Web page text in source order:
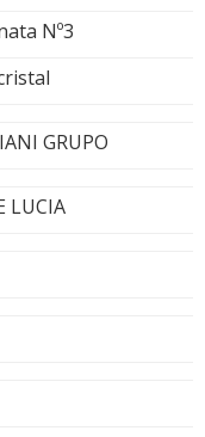
Nº3
GRUPO
LUCIA